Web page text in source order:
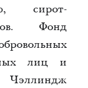
сирот-
Фонд
лиц и